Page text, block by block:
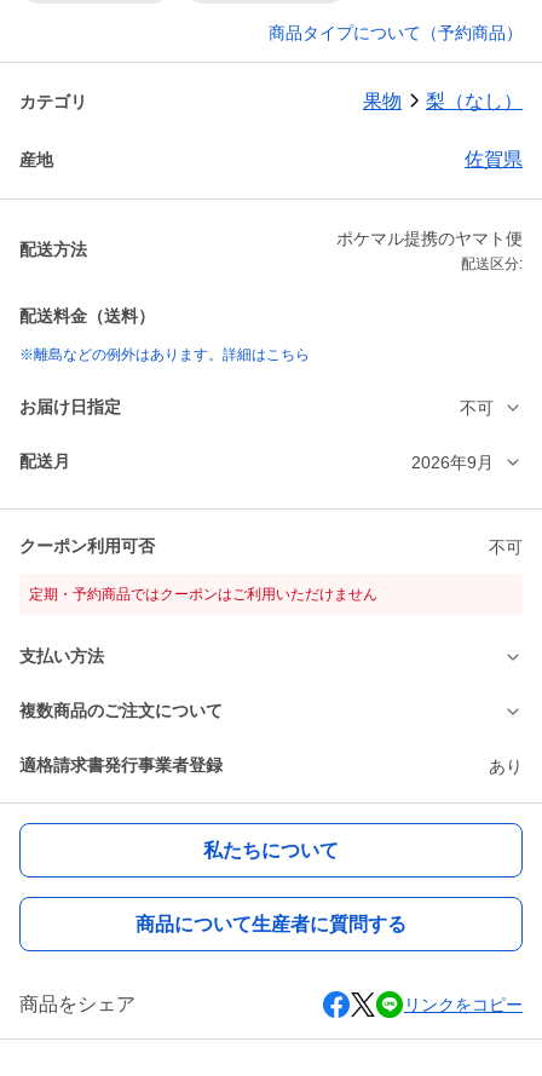
商品タイプについて（予約商品）
カテゴリ 果物 梨（なし）
産地 佐賀県
配送方法
ポケマル提携のヤマト便
配送区分:
配送料金（送料）
※離島などの例外はあります。詳細はこちら
お届け日指定 不可
配送月 2026年9月
クーポン利用可否 不可
定期・予約商品ではクーポンはご利用いただけません
支払い方法
複数商品のご注文について
適格請求書発行事業者登録 あり
私たちについて
商品について生産者に質問する
商品をシェア リンクをコピー